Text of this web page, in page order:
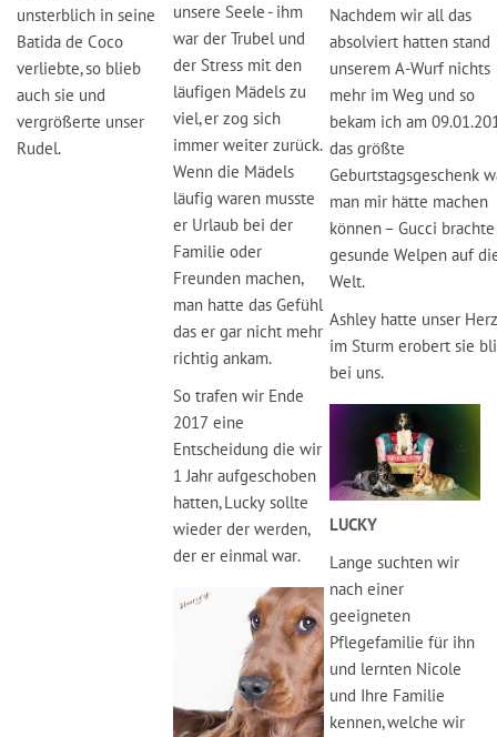
unsterblich in seine
Batida de Coco
verliebte, so blieb
auch sie und
vergrößerte unser
Rudel.
unsere Seele - ihm
war der Trubel und
der Stress mit den
läufigen Mädels zu
viel, er zog sich
immer weiter zurück.
Wenn die Mädels
läufig waren musste
er Urlaub bei der
Familie oder
Freunden machen,
man hatte das Gefühl
das er gar nicht mehr
richtig ankam.
So trafen wir Ende
2017 eine
Entscheidung die wir
1 Jahr aufgeschoben
hatten, Lucky sollte
wieder der werden,
der er einmal war.
Nachdem wir all das
absolviert hatten stand
unserem A-Wurf nichts
mehr im Weg und so
bekam ich am
das größte
Geburtstagsgeschenk
man mir hätte machen
können – Gucci
gesunde Welpen auf
Welt.
Ashley hatte unser
im Sturm erobert sie
bei uns.
LUCKY
Lange suchten wir
nach einer
geeigneten
Pflegefamilie für ihn
und lernten Nicole
und Ihre Familie
kennen, welche wir